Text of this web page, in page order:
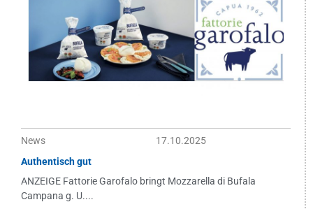
News
17.10.2025
Authentisch gut
ANZEIGE Fattorie Garofalo bringt Mozzarella di Bufala
Campana g. U....